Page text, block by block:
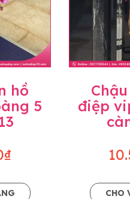
hồ
5
điệp
CHO